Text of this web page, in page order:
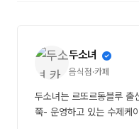
두소녀
음식점·카페
두소녀는 르또르동블루
쭉- 운영하고 있는 수제케